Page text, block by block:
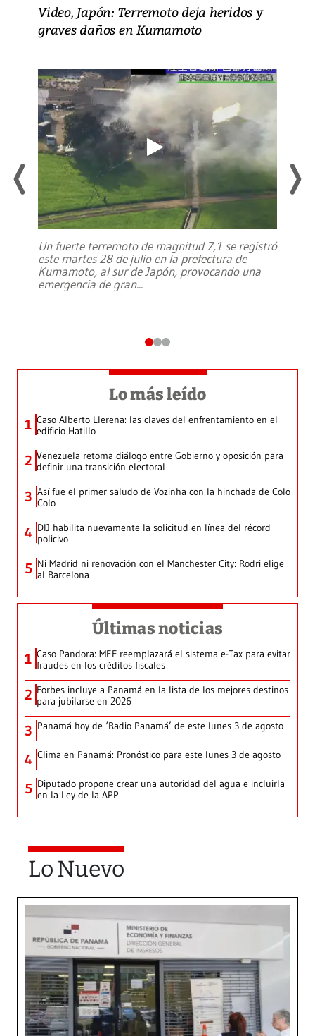
Video, Japón: Terremoto deja heridos y
graves daños en Kumamoto
Un fuerte terremoto de magnitud 7,1 se registró
este martes 28 de julio en la prefectura de
Kumamoto, al sur de Japón, provocando una
emergencia de gran...
Lo más leído
1 Caso Alberto Llerena: las claves del enfrentamiento en el
edificio Hatillo
2 Venezuela retoma diálogo entre Gobierno y oposición para
definir una transición electoral
3 Así fue el primer saludo de Vozinha con la hinchada de Colo
Colo
4 DIJ habilita nuevamente la solicitud en línea del récord
policivo
5 Ni Madrid ni renovación con el Manchester City: Rodri elige
al Barcelona
Últimas noticias
1 Caso Pandora: MEF reemplazará el sistema e-Tax para evitar
fraudes en los créditos fiscales
2 Forbes incluye a Panamá en la lista de los mejores destinos
para jubilarse en 2026
3 Panamá hoy de ‘Radio Panamá’ de este lunes 3 de agosto
4 Clima en Panamá: Pronóstico para este lunes 3 de agosto
5 Diputado propone crear una autoridad del agua e incluirla
en la Ley de la APP
Lo Nuevo